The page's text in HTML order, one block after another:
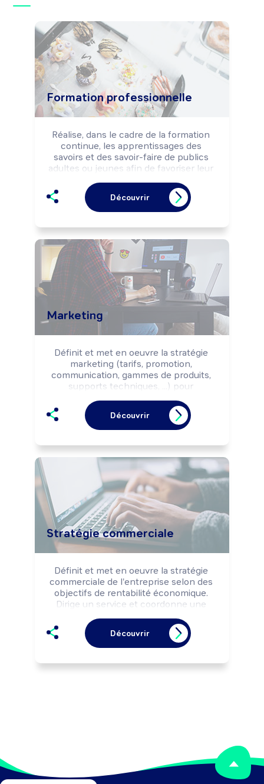
Formation professionnelle
Réalise, dans le cadre de la formation
continue, les apprentissages des
savoirs et des savoir-faire de publics
adultes ou jeunes afin de favoriser leur
adaptation aux évolutions techniques et
professionnelles.
Peut réaliser l'analyse des besoins de
des produits pédagogiques.
Peut négocier la sous-traitance
d'actions de formation.
Peut coordonner une équipe.
Découvrir
Marketing
Définit et met en oeuvre la stratégie
marketing (tarifs, promotion,
communication, gammes de produits,
supports techniques, ...) pour
Peut diriger un service ou coordonner
l'activité d'une équipe.
Découvrir
Stratégie commerciale
Définit et met en oeuvre la stratégie
commerciale de l'entreprise selon des
objectifs de rentabilité économique.
Dirige un service et coordonne une
l'activité commerciale à l'international
ou un type de vente en e-commerce.
Découvrir